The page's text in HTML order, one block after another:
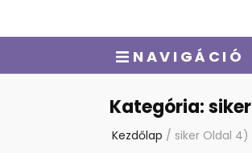
NAVIGÁCIÓ
Kategória:siker
Kezdőlap / siker Oldal 4)